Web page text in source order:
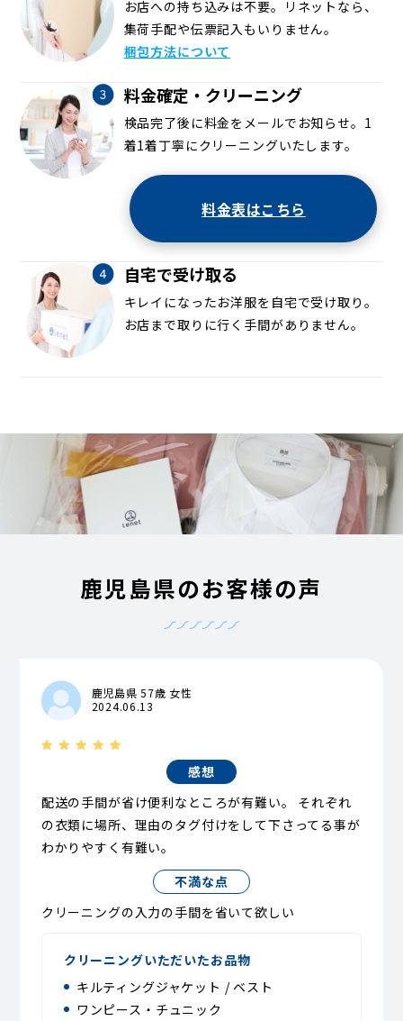
お店への持ち込みは不要。リネットなら、
集荷手配や伝票記入もいりません。
梱包方法について
料金確定・クリーニング
検品完了後に料金をメールでお知らせ。1
着1着丁寧にクリーニングいたします。
料金表はこちら
自宅で受け取る
キレイになったお洋服を自宅で受け取り。
お店まで取りに行く手間がありません。
鹿児島県のお客様の声
鹿児島県 57歳 女性
2024.06.13
感想
配送の手間が省け便利なところが有難い。 それぞれ
の衣類に場所、理由のタグ付けをして下さってる事が
わかりやすく有難い。
不満な点
クリーニングの入力の手間を省いて欲しい
クリーニングいただいたお品物
キルティングジャケット / ベスト
ワンピース・チュニック